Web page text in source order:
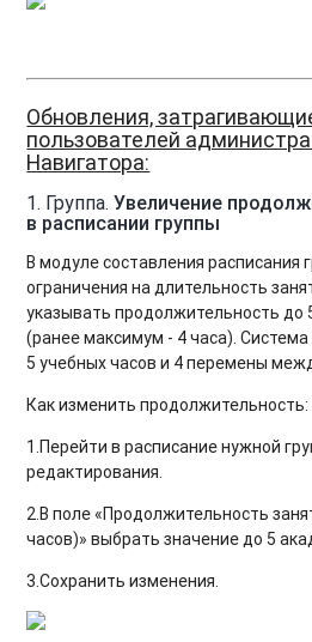
Обновления,
пользователей
Навигатора:
1. Группа.Увеличение
в расписании группы
В модуле составления расписания
ограничения на длительность
указывать продолжительность до
(ранее максимум - 4 часа).
5 учебных часов и 4 перемены
Как изменить продолжительность:
1.Перейти в расписание нужной
редактирования.
2.В поле «Продолжительность
часов)» выбрать значение до 5
3.Сохранить изменения.